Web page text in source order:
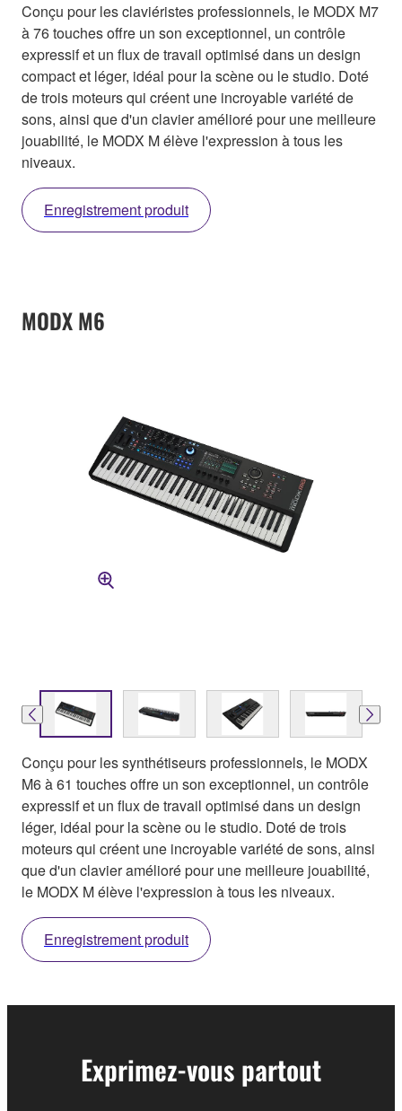
Conçu pour les claviéristes professionnels, le MODX M7
à 76 touches offre un son exceptionnel, un contrôle
expressif et un flux de travail optimisé dans un design
compact et léger, idéal pour la scène ou le studio. Doté
de trois moteurs qui créent une incroyable variété de
sons, ainsi que d'un clavier amélioré pour une meilleure
jouabilité, le MODX M élève l'expression à tous les
niveaux.
Enregistrement produit
MODX M6
Conçu pour les synthétiseurs professionnels, le MODX
M6 à 61 touches offre un son exceptionnel, un contrôle
expressif et un flux de travail optimisé dans un design
léger, idéal pour la scène ou le studio. Doté de trois
moteurs qui créent une incroyable variété de sons, ainsi
que d'un clavier amélioré pour une meilleure jouabilité,
le MODX M élève l'expression à tous les niveaux.
Enregistrement produit
Exprimez-vous partout